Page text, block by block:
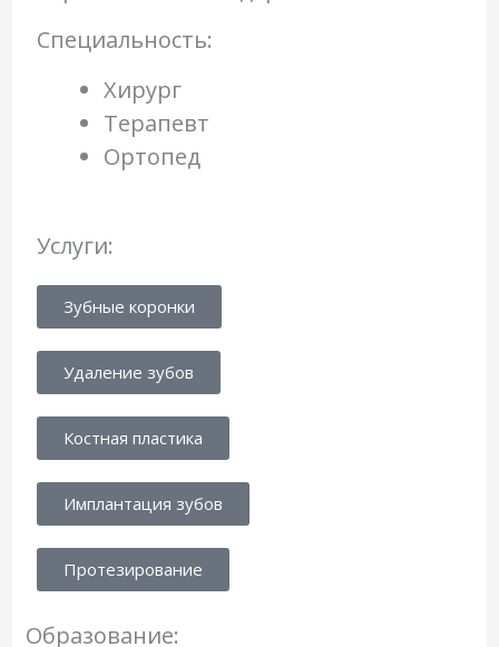
Специальность:
Хирург
Терапевт
Ортопед
Услуги:
Зубные коронки
Удаление зубов
Костная пластика
Имплантация зубов
Протезирование
Образование: